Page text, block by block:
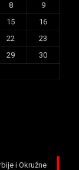
8
9
15
16
22
23
29
30
i Okružne